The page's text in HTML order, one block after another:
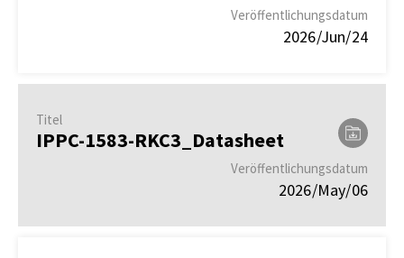
Veröffentlichungsdatum
2026/Jun/24
Titel
IPPC-1583-RKC3_Datasheet
Veröffentlichungsdatum
2026/May/06